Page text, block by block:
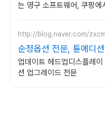
는 영구 소프트웨어, 쿠팡에
http://blog.naver.com/
순정옵션 전문, 튠에디션
업데이트 헤드업디스플레
션 업그레이드 전문